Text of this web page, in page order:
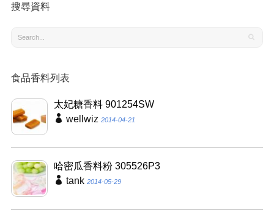
搜尋資料
食品香料列表
太妃糖香料 901254SW
wellwiz 2014-04-21
哈密瓜香料粉 305526P3
tank 2014-05-29